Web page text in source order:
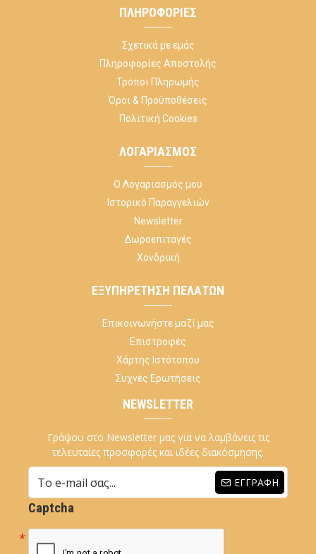
ΠΛΗΡΟΦΟΡΊΕΣ
Σχετικά με εμάς
Πληροφορίες Αποστολής
Τρόποι Πληρωμής
Όροι & Προϋποθέσεις
Πολιτική Cookies
ΛΟΓΑΡΙΑΣΜΌΣ
Ο Λογαριασμός μου
Ιστορικό Παραγγελιών
Newsletter
Δωροεπιταγές
Χονδρική
ΕΞΥΠΗΡΈΤΗΣΗ ΠΕΛΑΤΏΝ
Επικοινωνήστε μαζί μας
Επιστροφές
Χάρτης Ιστότοπου
Συχνές Ερωτήσεις
NEWSLETTER
Γράψου στο Newsletter μας για να λαμβάνεις τις
τελευταίες προσφορές και ιδέες διακόσμησης.
ΕΓΓΡΑΦΉ
Captcha